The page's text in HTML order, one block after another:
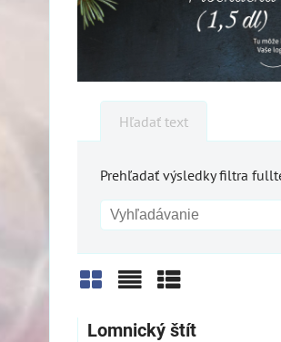
Hľadať text
Prehľadať výsledky filtra
Mriežka
Lomnický štít